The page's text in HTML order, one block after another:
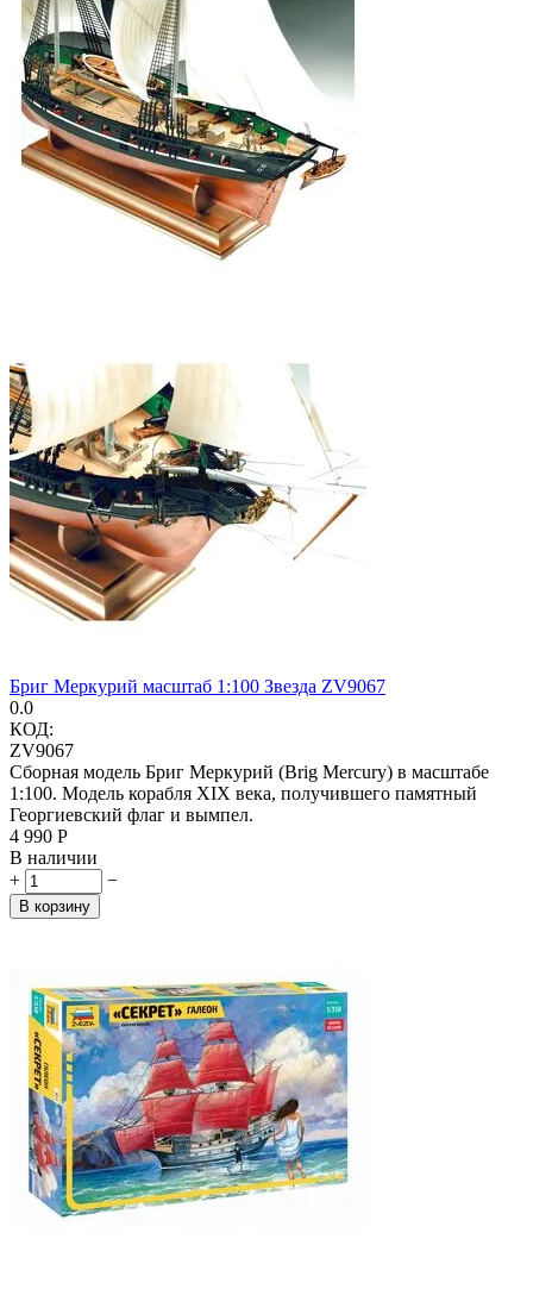
Бриг Меркурий масштаб 1:100 Звезда ZV9067
0.0
КОД:
ZV9067
Сборная модель Бриг Меркурий (Brig Mercury) в масштабе
1:100. Модель корабля XIX века, получившего памятный
Георгиевский флаг и вымпел.
4 990 Р
В наличии
+
−
В корзину